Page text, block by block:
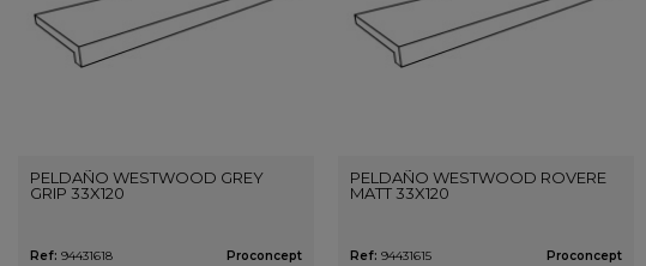
PELDAÑO WESTWOOD GREY
GRIP 33X120
Ref: 94431618 Proconcept
PELDAÑO WESTWOOD ROVERE
MATT 33X120
Ref: 94431615 Proconcept